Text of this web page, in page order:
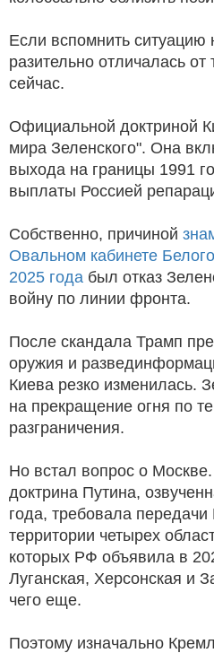
Если вспомнить ситуацию
разительно отличалась
сейчас.
Официальной доктриной
мира Зеленского". Она
выхода на границы 1991
выплаты Россией
Собственно, причиной
Овальном кабинете
2025 года был отказ
войну по линии фронта.
После скандала Трамп
оружия и
Киева резко изменилась.
на прекращение огня по
разграничения.
Но встал вопрос о
доктрина Путина,
года, требовала передачи
территории четырех
которых РФ объявила в
Луганская, Херсонская и
чего еще.
Поэтому изначально